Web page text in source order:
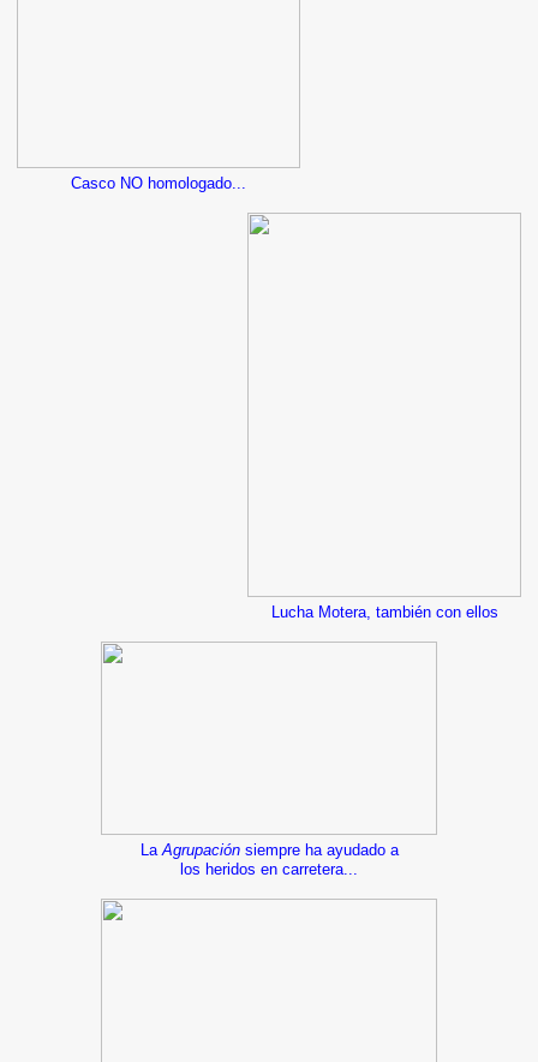
Casco NO homologado...
Lucha Motera, también con ellos
LaAgrupaciónsiempre ha ayudado a
los heridos en carretera...